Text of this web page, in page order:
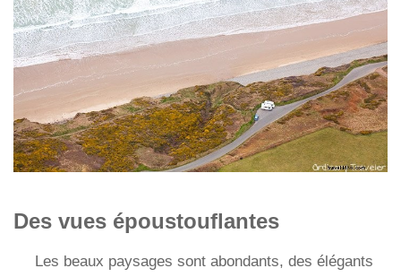
Des vues époustouflantes
Les beaux paysages sont abondants, des élégants